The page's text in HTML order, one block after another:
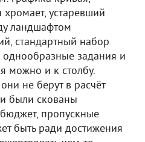
устаревший
ландшафтом
стандартный набор
задания и
можно и к столбу.
не берут в расчёт
были скованы
пропускные
быть ради достижения